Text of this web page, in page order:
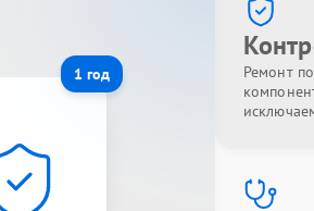
1 год
Ремонт